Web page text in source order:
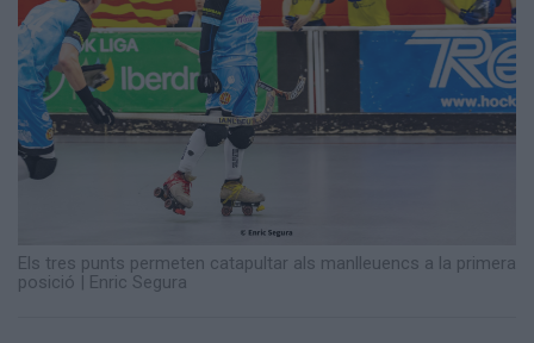
Els tres punts permeten catapultar als manlleuencs a la primera
posició | Enric Segura